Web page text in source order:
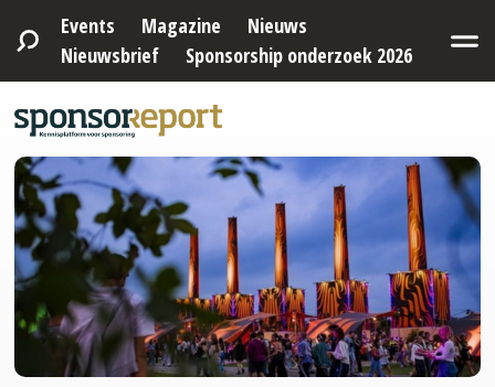
Events Magazine
Nieuws
Nieuwsbrief
Sponsorship onderzoek 2026